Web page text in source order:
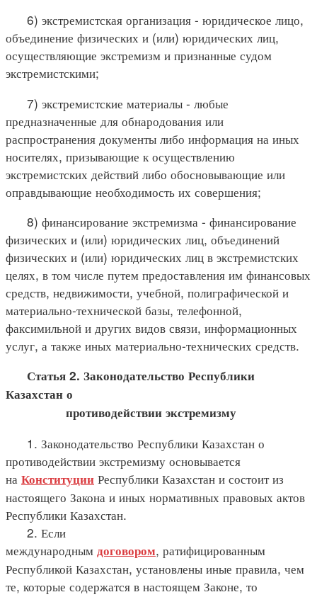
6) экстремистская организация - юридическое лицо,
объединение физических и (или) юридических лиц,
осуществляющие экстремизм и признанные судом
экстремистскими;
7) экстремистские материалы - любые
предназначенные для обнародования или
распространения документы либо информация на иных
носителях, призывающие к осуществлению
экстремистских действий либо обосновывающие или
оправдывающие необходимость их совершения;
8) финансирование экстремизма - финансирование
физических и (или) юридических лиц, объединений
физических и (или) юридических лиц в экстремистских
целях, в том числе путем предоставления им финансовых
средств, недвижимости, учебной, полиграфической и
материально-технической базы, телефонной,
факсимильной и других видов связи, информационных
услуг, а также иных материально-технических средств.
Статья 2. Законодательство Республики
Казахстан о
противодействии экстремизму
1. Законодательство Республики Казахстан о
противодействии экстремизму основывается
на Конституции Республики Казахстан и состоит из
настоящего Закона и иных нормативных правовых актов
Республики Казахстан.
2. Если
международным договором, ратифицированным
Республикой Казахстан, установлены иные правила, чем
те, которые содержатся в настоящем Законе, то